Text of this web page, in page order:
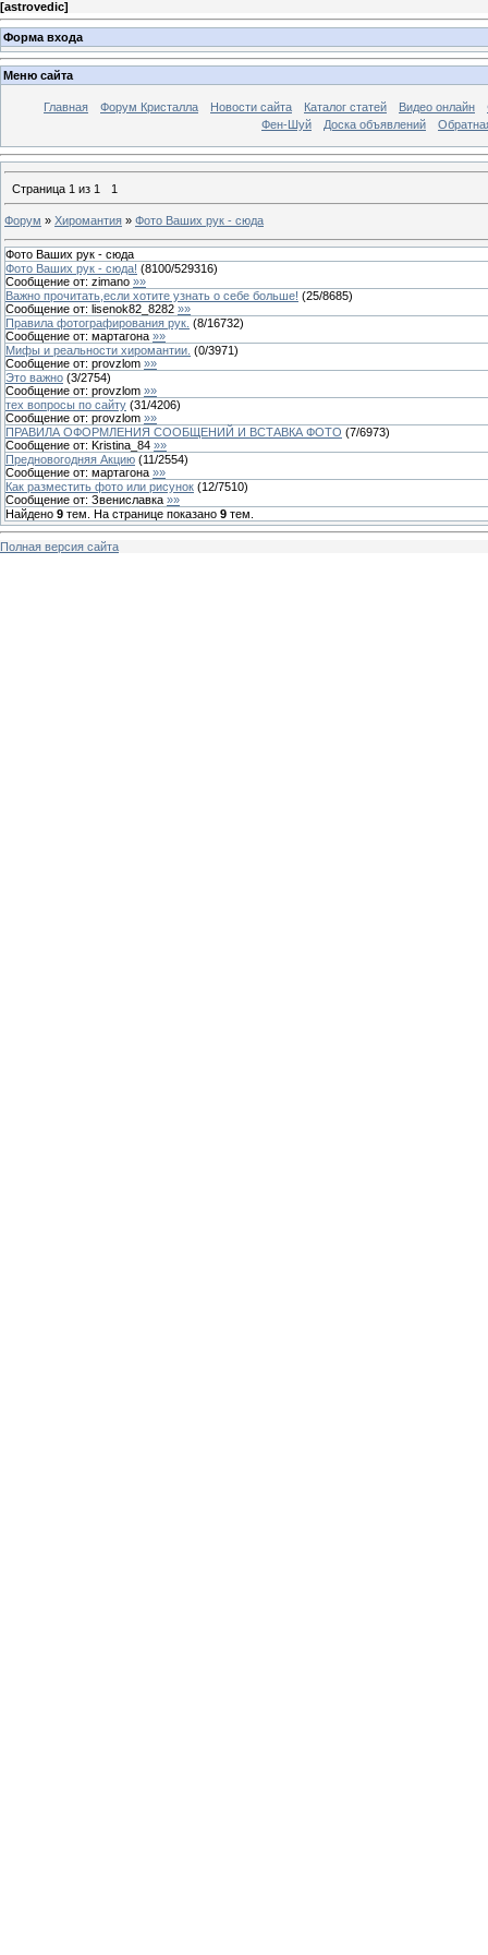
[astrovedic]
Форма входа
Меню сайта
Главная Форум Кристалла Новости сайта Каталог статей Видео онлайн
Фен-Шуй
Доска объявлений
Страница 1 из 1 1
Форум » Хиромантия » Фото Ваших рук - сюда
Фото Ваших рук - сюда
Фото Ваших рук - сюда! (8100/529316)
Сообщение от: zimano »»
Важно прочитать,если хотите узнать о себе больше! (25/8685)
Сообщение от: lisenok82_8282 »»
Правила фотографирования рук. (8/16732)
Сообщение от: мартагона »»
Мифы и реальности хиромантии. (0/3971)
Сообщение от: provzlom »»
Это важно (3/2754)
Сообщение от: provzlom »»
тех вопросы по сайту (31/4206)
Сообщение от: provzlom »»
ПРАВИЛА ОФОРМЛЕНИЯ СООБЩЕНИЙ И ВСТАВКА ФОТО (7/6973)
Сообщение от: Kristina_84 »»
Предновогодняя Акцию (11/2554)
Сообщение от: мартагона »»
Как разместить фото или рисунок (12/7510)
Сообщение от: Звениславка »»
Найдено 9 тем. На странице показано 9 тем.
Полная версия сайта